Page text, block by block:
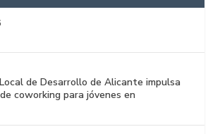
de Desarrollo de Alicante impulsa
coworking para jóvenes en